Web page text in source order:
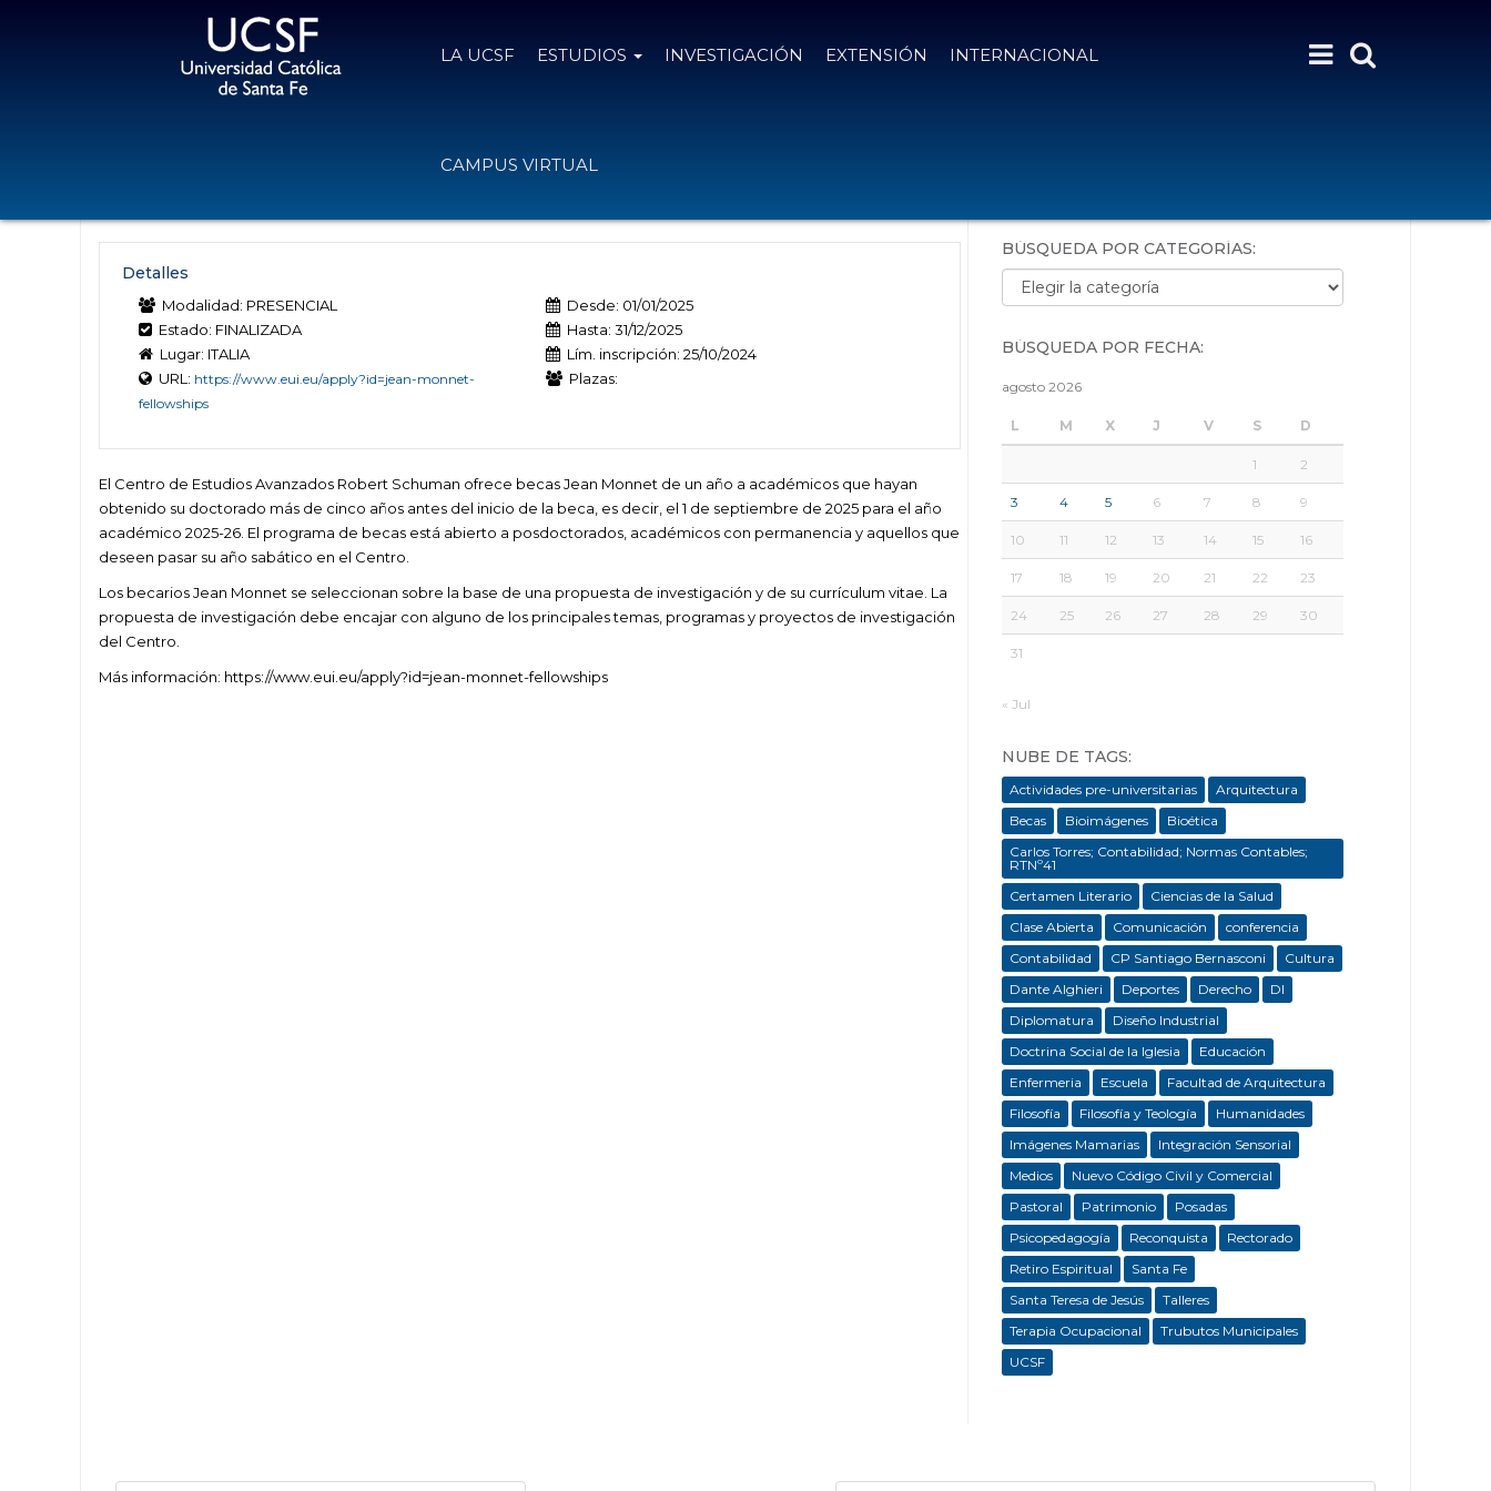
LA UCSF ESTUDIOS INVESTIGACIÓN EXTENSIÓN INTERNACIONAL
CAMPUS VIRTUAL
Detalles
Modalidad: PRESENCIAL
Estado: FINALIZADA
Lugar: ITALIA
URL: https://www.eui.eu/apply?id=jean-monnet-
fellowships
Desde: 01/01/2025
Hasta: 31/12/2025
Lím. inscripción: 25/10/2024
Plazas:
El Centro de Estudios Avanzados Robert Schuman ofrece becas Jean Monnet de un año a académicos que hayan
obtenido su doctorado más de cinco años antes del inicio de la beca, es decir, el 1 de septiembre de 2025 para el año
académico 2025-26. El programa de becas está abierto a posdoctorados, académicos con permanencia y aquellos que
deseen pasar su año sabático en el Centro.
Los becarios Jean Monnet se seleccionan sobre la base de una propuesta de investigación y de su currículum vitae. La
propuesta de investigación debe encajar con alguno de los principales temas, programas y proyectos de investigación
del Centro.
Más información: https://www.eui.eu/apply?id=jean-monnet-fellowships
BÚSQUEDA POR CATEGORÍAS:
Búsqueda por categorías:
BÚSQUEDA POR FECHA:
agosto 2026
L M X J V S D
1 2
3 4 5 6 7 8 9
10 11 12 13 14 15 16
17 18 19 20 21 22 23
24 25 26 27 28 29 30
31
« Jul
NUBE DE TAGS:
Actividades pre-universitarias
Arquitectura
Becas
Bioimágenes
Bioética
Carlos Torres; Contabilidad; Normas Contables;
RTNº41
Certamen Literario
Ciencias de la Salud
Clase Abierta
Comunicación
conferencia
Contabilidad
CP Santiago Bernasconi
Cultura
Dante Alghieri
Deportes Derecho
DI
Diplomatura
Diseño Industrial
Doctrina Social de la Iglesia
Educación
Enfermeria
Escuela
Facultad de Arquitectura
Filosofía
Filosofía y Teología
Humanidades
Imágenes Mamarias
Integración Sensorial
Medios
Nuevo Código Civil y Comercial
Pastoral
Patrimonio
Posadas
Psicopedagogía
Reconquista
Rectorado
Retiro Espiritual
Santa Fe
Santa Teresa de Jesús
Talleres
Terapia Ocupacional
Trubutos Municipales
UCSF